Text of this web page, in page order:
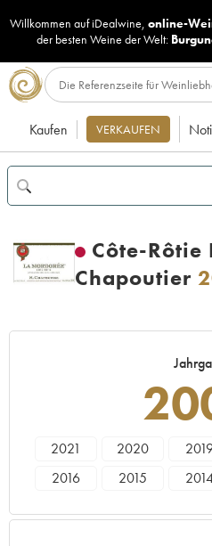
Willkommen auf iDealwine, online-
der besten Weine der Welt:
Kaufen VERKAUFEN
Côte-Rôtie
Chapoutier
2021 2020
2016
2015